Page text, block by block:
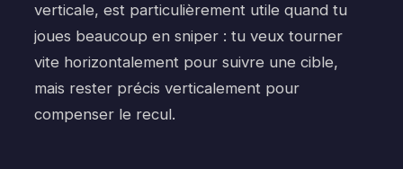
verticale, est particulièrement utile quand tu
joues beaucoup en sniper : tu veux tourner
vite horizontalement pour suivre une cible,
mais rester précis verticalement pour
compenser le recul.